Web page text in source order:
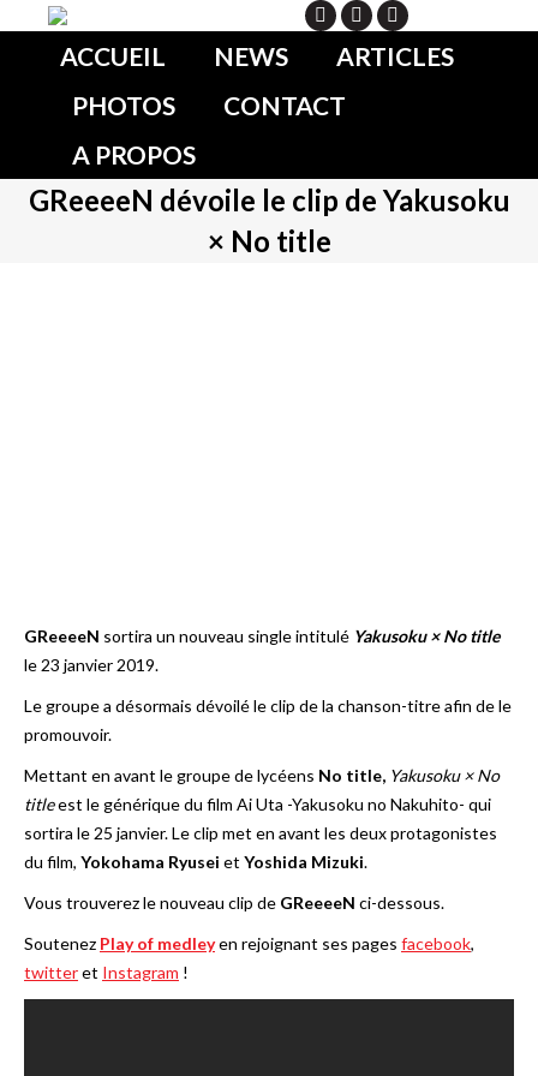
ACCUEIL NEWS
ARTICLES
PHOTOS
CONTACT
A PROPOS
GReeeeN dévoile le clip de Yakusoku
× No title
GReeeeN sortira un nouveau single intitulé Yakusoku × No title
le 23 janvier 2019.
Le groupe a désormais dévoilé le clip de la chanson-titre afin de le
promouvoir.
Mettant en avant le groupe de lycéens No title, Yakusoku × No
titleest le générique du film Ai Uta -Yakusoku no Nakuhito- qui
sortira le 25 janvier. Le clip met en avant les deux protagonistes
du film, Yokohama Ryusei et Yoshida Mizuki.
Vous trouverez le nouveau clip de GReeeeN ci-dessous.
Soutenez Play of medleyen rejoignant ses pages facebook,
twitteret Instagram !